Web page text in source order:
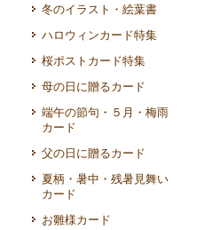
冬のイラスト・絵葉書
ハロウィンカード特集
桜ポストカード特集
母の日に贈るカード
端午の節句・５月・梅雨
カード
父の日に贈るカード
夏柄・暑中・残暑見舞い
カード
お雛様カード